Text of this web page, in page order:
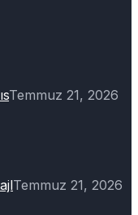
Temmuz 21, 2026
Temmuz 21, 2026